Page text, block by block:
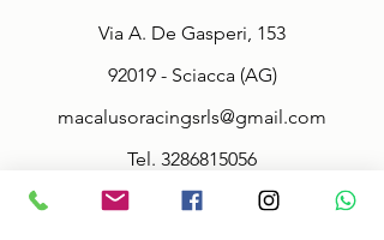
Via A. De Gasperi, 153
92019 - Sciacca (AG)
macalusoracingsrls@gmail.com
Tel. 3286815056
092527942